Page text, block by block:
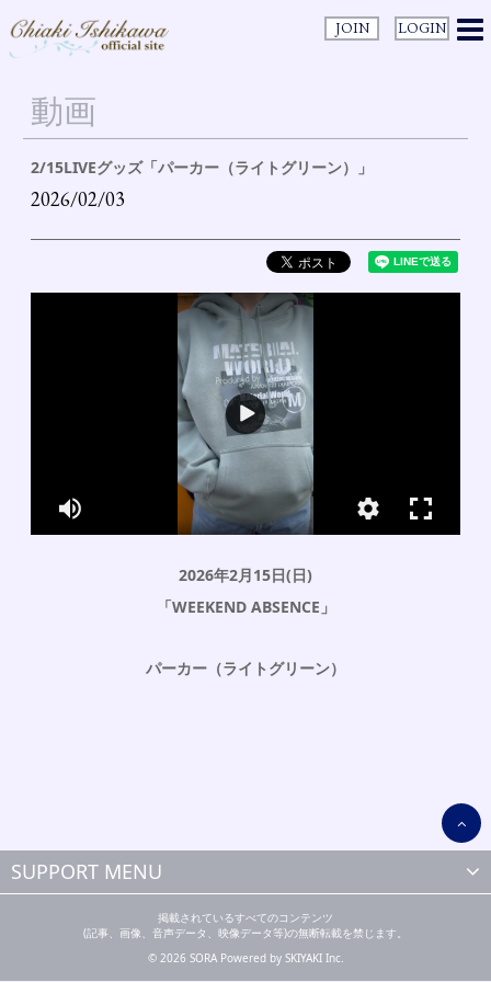
JOIN LOGIN
動画
2/15LIVEグッズ「パーカー（ライトグリーン）」
2026/02/03
2026年2月15日(日)
「WEEKEND ABSENCE」
パーカー（ライトグリーン）
SUPPORT MENU
掲載されているすべてのコンテンツ
(記事、画像、音声データ、映像データ等)の無断転載を禁じます。
© 2026 SORA Powered by SKIYAKI Inc.